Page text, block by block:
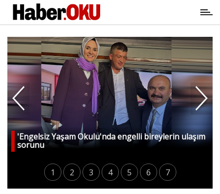
'Engelsiz Yaşam Okulu'nda engelli bireylerin ulaşım
sorunu
1 2 3 4 5 6 7